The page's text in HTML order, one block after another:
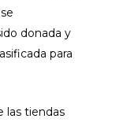
donada y
para
las tiendas